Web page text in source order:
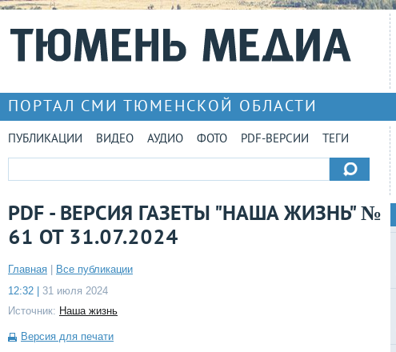
ПОРТАЛ СМИ ТЮМЕНСКОЙ ОБЛАСТИ
ПУБЛИКАЦИИ ВИДЕО АУДИО ФОТО PDF-ВЕРСИИ ТЕГИ
PDF - ВЕРСИЯ ГАЗЕТЫ "НАША ЖИЗНЬ" №
61 ОТ 31.07.2024
Главная
Все публикации
12:32 |
31 июля 2024
Источник: Наша жизнь
Версия для печати